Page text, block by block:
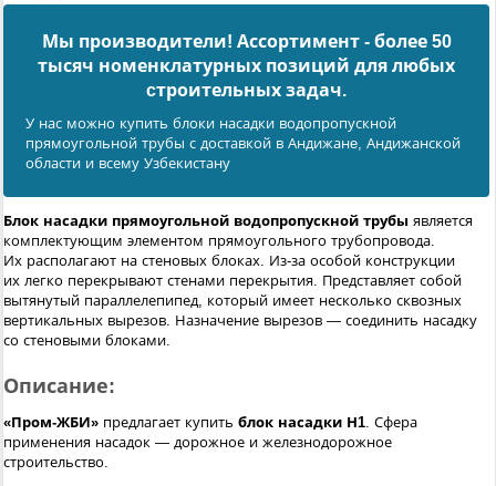
Мы производители! Ассортимент - более 50
тысяч номенклатурных позиций для любых
cтроительных задач.
У нас можно купить блоки насадки водопропускной
прямоугольной трубы с доставкой в Андижанe, Андижанской
области и всему Узбекистану
Блок насадки прямоугольной водопропускной трубы является
комплектующим элементом прямоугольного трубопровода.
Их располагают на стеновых блоках. Из-за особой конструкции
их легко перекрывают стенами перекрытия. Представляет собой
вытянутый параллелепипед, который имеет несколько сквозных
вертикальных вырезов. Назначение вырезов — соединить насадку
со стеновыми блоками.
Описание:
«Пром-ЖБИ» предлагает купить блок насадки Н1. Сфера
применения насадок — дорожное и железнодорожное
строительство.